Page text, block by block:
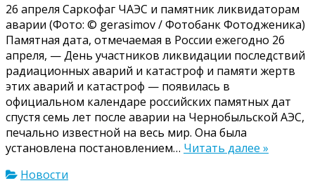
26 апреля Саркофаг ЧАЭС и памятник ликвидаторам
аварии (Фото: © gerasimov / Фотобанк Фотодженика)
Памятная дата, отмечаемая в России ежегодно 26
апреля, — День участников ликвидации последствий
радиационных аварий и катастроф и памяти жертв
этих аварий и катастроф — появилась в
официальном календаре российских памятных дат
спустя семь лет после аварии на Чернобыльской АЭС,
печально известной на весь мир. Она была
установлена постановлением… Читать далее »
Новости